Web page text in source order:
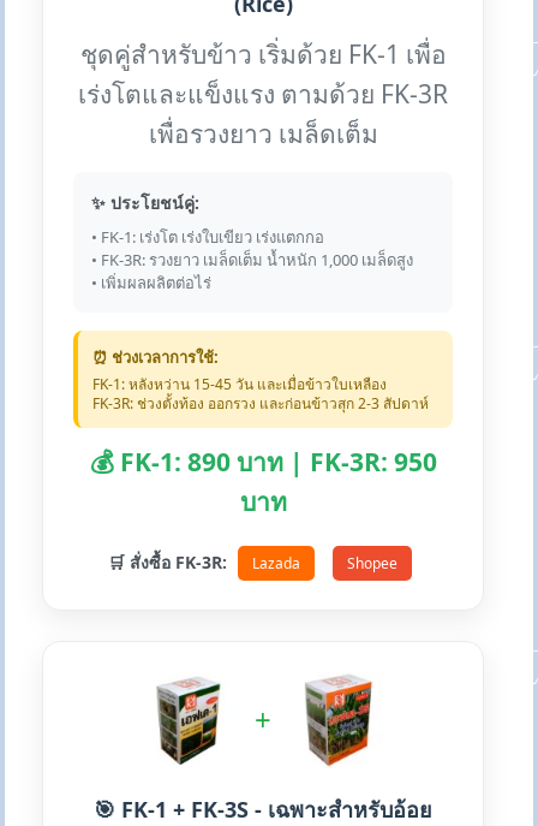
ชุดคู่สำหรับข้าว เริ่มด้วย FK-1 เพื่อ
เร่งโตและแข็งแรง ตามด้วย FK-3R
เพื่อรวงยาว เมล็ดเต็ม
✨ ประโยชน์คู่:
• FK-1: เร่งโต เร่งใบเขียว เร่งแตกกอ
• FK-3R: รวงยาว เมล็ดเต็ม น้ำหนัก 1,000 เมล็ดสูง
• เพิ่มผลผลิตต่อไร่
⏰ ช่วงเวลาการใช้:
FK-1: หลังหว่าน 15-45 วัน และเมื่อข้าวใบเหลือง
FK-3R: ช่วงตั้งท้อง ออกรวง และก่อนข้าวสุก 2-3 สัปดาห์
💰 FK-1: 890 บาท | FK-3R: 950
บาท
🛒 สั่งซื้อ FK-3R: Lazada Shopee
+
🎯 FK-1 + FK-3S - เฉพาะสำหรับอ้อย